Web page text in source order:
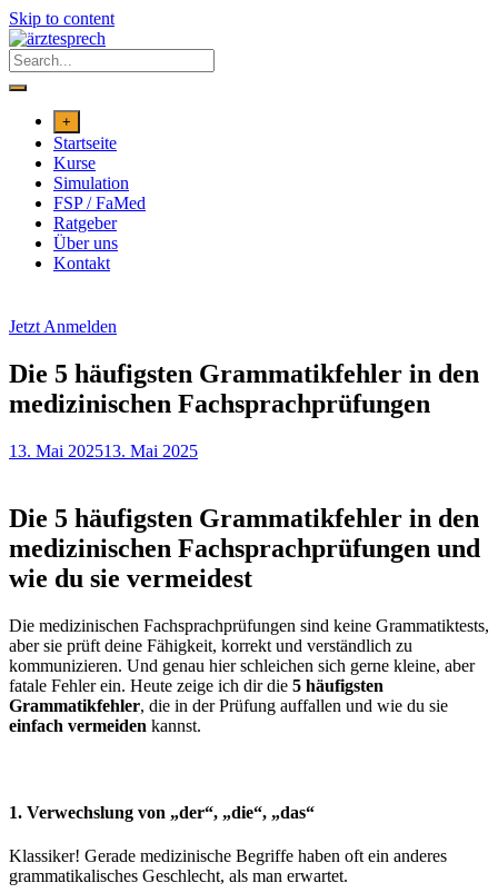
Skip to content
+
Startseite
Kurse
Simulation
FSP / FaMed
Ratgeber
Über uns
Kontakt
Jetzt Anmelden
Die 5 häufigsten Grammatikfehler in den
medizinischen Fachsprachprüfungen
13. Mai 202513. Mai 2025
Die 5 häufigsten Grammatikfehler in den
medizinischen Fachsprachprüfungen und
wie du sie vermeidest
Die medizinischen Fachsprachprüfungen sind keine Grammatiktests,
aber sie prüft deine Fähigkeit, korrekt und verständlich zu
kommunizieren. Und genau hier schleichen sich gerne kleine, aber
fatale Fehler ein. Heute zeige ich dir die 5 häufigsten
Grammatikfehler, die in der Prüfung auffallen und wie du sie
einfach vermeiden kannst.
1. Verwechslung von „der“, „die“, „das“
Klassiker! Gerade medizinische Begriffe haben oft ein anderes
grammatikalisches Geschlecht, als man erwartet.